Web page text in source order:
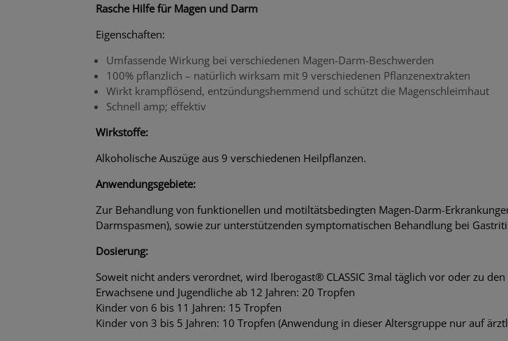
Rasche Hilfe für Magen und Darm
Eigenschaften:
Umfassende Wirkung bei verschiedenen Magen-Darm-Beschwerden
100% pflanzlich – natürlich wirksam mit 9 verschiedenen Pflanzenextrakten
Wirkt krampflösend, entzündungshemmend und schützt die Magenschleimhaut
Schnell amp; effektiv
Wirkstoffe:
Alkoholische Auszüge aus 9 verschiedenen Heilpflanzen.
Anwendungsgebiete:
Zur Behandlung von funktionellen und motiltätsbedingten Magen-Darm-
Darmspasmen), sowie zur unterstützenden symptomatischen Behandlung bei
Dosierung:
Soweit nicht anders verordnet, wird Iberogast® CLASSIC 3mal täglich vor oder zu
Erwachsene und Jugendliche ab 12 Jahren: 20 Tropfen
Kinder von 6 bis 11 Jahren: 15 Tropfen
Kinder von 3 bis 5 Jahren: 10 Tropfen (Anwendung in dieser Altersgruppe nur auf